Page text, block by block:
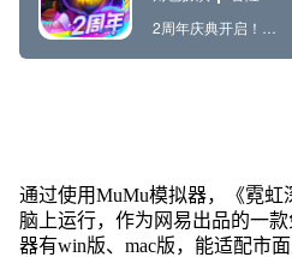
通过使用MuMu模拟器，《霓
脑上运行，作为网易出品的一
器有win版、mac版，能适配市